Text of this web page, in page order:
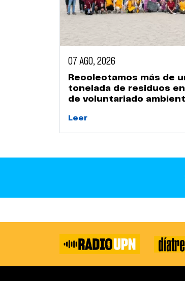
07 AGO, 2026
Recolectamos más de
tonelada de residuos
de voluntariado
Leer